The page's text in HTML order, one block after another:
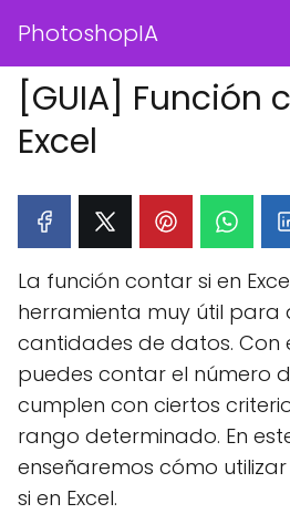
PhotoshopIA
[GUIA] Función
Excel
La función contar si en
herramienta muy útil para
cantidades de datos. Con
puedes contar el número
cumplen con ciertos
rango determinado. En
enseñaremos cómo
si en Excel.